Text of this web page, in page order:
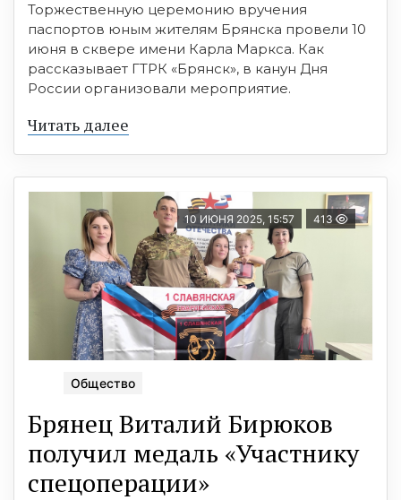
Торжественную церемонию вручения
паспортов юным жителям Брянска провели 10
июня в сквере имени Карла Маркса. Как
рассказывает ГТРК «Брянск», в канун Дня
России организовали мероприятие.
Читать далее
10 ИЮНЯ 2025, 15:57 413
Общество
Брянец Виталий Бирюков
получил медаль «Участнику
спецоперации»